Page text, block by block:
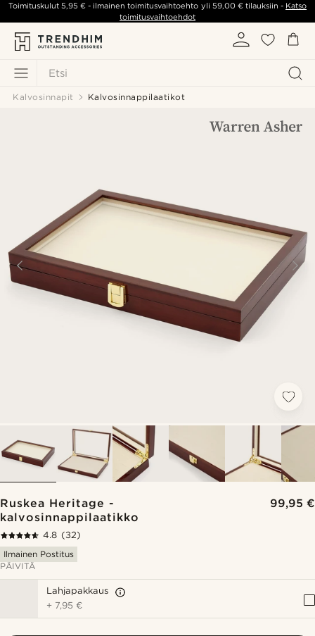
Etsi
Toimituskulut5,95 € - ilmainen toimitusvaihtoehto yli 59,00 €tilauksiin - Katso
toimitusvaihtoehdot
Kalvosinnapit Kalvosinnappilaatikot
Ruskea Heritage -
kalvosinnappilaatikko
99,95 €
4.8 (32)
Ilmainen Postitus
PÄIVITÄ
Lahjapakkaus
+ 7,95 €